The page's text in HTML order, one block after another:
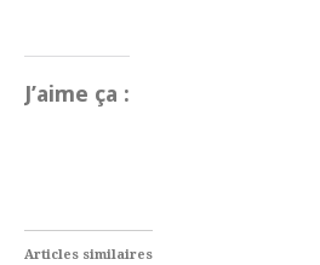
J’aime ça :
Articles similaires